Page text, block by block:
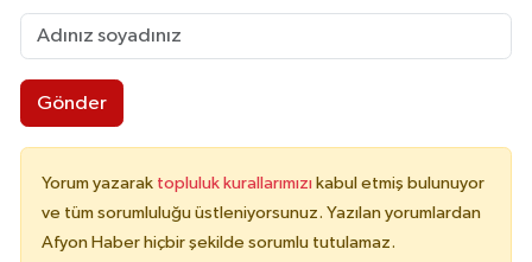
Gönder
Yorum yazarak topluluk kurallarımızı kabul etmiş bulunuyor
ve tüm sorumluluğu üstleniyorsunuz. Yazılan yorumlardan
Afyon Haber hiçbir şekilde sorumlu tutulamaz.